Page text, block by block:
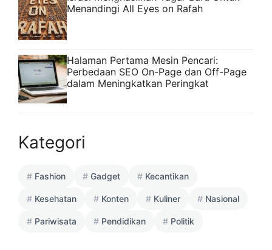
Menandingi All Eyes on Rafah
Halaman Pertama Mesin Pencari:
Perbedaan SEO On-Page dan Off-Page
dalam Meningkatkan Peringkat
Kategori
Fashion Gadget Kecantikan
Kesehatan Konten Kuliner Nasional
Pariwisata Pendidikan Politik